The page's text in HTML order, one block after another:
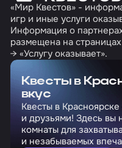
«Мир Квестов» -
игр и иные услуги
Информация о
размещена на
→ «Услугу оказывает».
Квесты в
вкус
Квесты в
и друзьями! Здесь вы
комнаты для
и незабываемых